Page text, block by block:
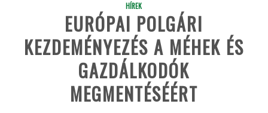
HÍREK
EURÓPAI POLGÁRI
KEZDEMÉNYEZÉS A MÉHEK ÉS
GAZDÁLKODÓK
MEGMENTÉSÉÉRT